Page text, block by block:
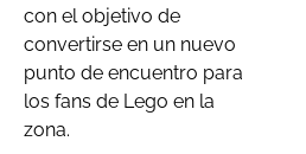
con el objetivo de
convertirse en un nuevo
punto de encuentro para
los fans de Lego en la
zona.